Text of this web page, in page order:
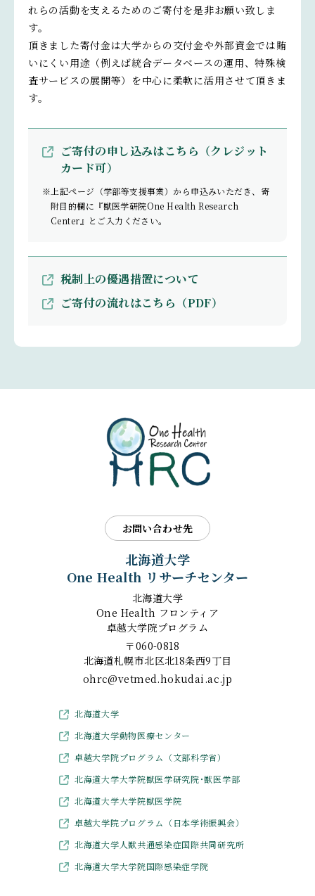
れらの活動を支えるためのご寄付を是非お願い致しま
す。
頂きました寄付金は大学からの交付金や外部資金では賄
いにくい用途（例えば統合データベースの運用、特殊検
査サービスの展開等）を中心に柔軟に活用させて頂きま
す。
ご寄付の申し込みはこちら（クレジット
カード可）
※上記ページ（学部等支援事業）から申込みいただき、寄
附目的欄に『獣医学研院One Health Research
Center』とご入力ください。
税制上の優遇措置について
ご寄付の流れはこちら（PDF）
お問い合わせ先
北海道大学
One Health リサーチセンター
北海道大学
One Health フロンティア
卓越大学院プログラム
〒060-0818
北海道札幌市北区北18条西9丁目
ohrc@vetmed.hokudai.ac.jp
北海道大学
北海道大学動物医療センター
卓越大学院プログラム（文部科学省）
北海道大学大学院獣医学研究院･獣医学部
北海道大学大学院獣医学院
卓越大学院プログラム（日本学術振興会）
北海道大学人獣共通感染症国際共同研究所
北海道大学大学院国際感染症学院